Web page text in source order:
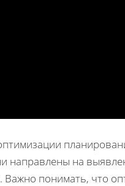
направлены на
понимать, что